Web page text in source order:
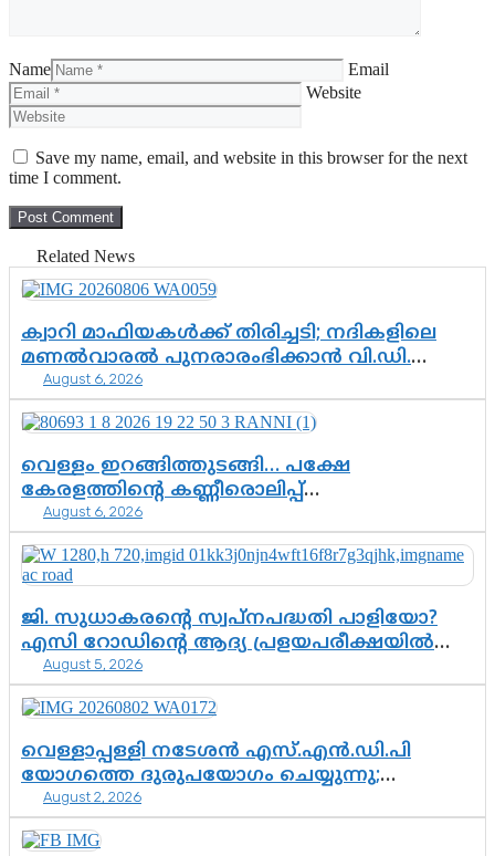
Name
Email
Website
Save my name, email, and website in this browser for the next
time I comment.
Related News
ക്വാറി മാഫിയകൾക്ക് തിരിച്ചടി; നദികളിലെ
മണൽവാരൽ പുനരാരംഭിക്കാൻ വി.ഡി.
സർക്കാർ തീരുമാനം
August 6, 2026
വെള്ളം ഇറങ്ങിത്തുടങ്ങി… പക്ഷേ
കേരളത്തിന്റെ കണ്ണീരൊലിപ്പ്
എന്നവസാനിക്കും?
August 6, 2026
ജി. സുധാകരന്റെ സ്വപ്നപദ്ധതി പാളിയോ?
എസി റോഡിന്റെ ആദ്യ പ്രളയപരീക്ഷയിൽ
ഉയരുന്നത് ഗുരുതര ചോദ്യങ്ങൾ
August 5, 2026
വെള്ളാപ്പള്ളി നടേശൻ എസ്.എൻ.ഡി.പി
യോഗത്തെ ദുരുപയോഗം ചെയ്യുന്നു;
ശ്രീനാരായണ പ്രസ്ഥാനത്തെ കാർന്നുതിന്നുന്ന
വിഷവിത്ത്: ഗോകുലം ഗോപാലൻ
August 2, 2026